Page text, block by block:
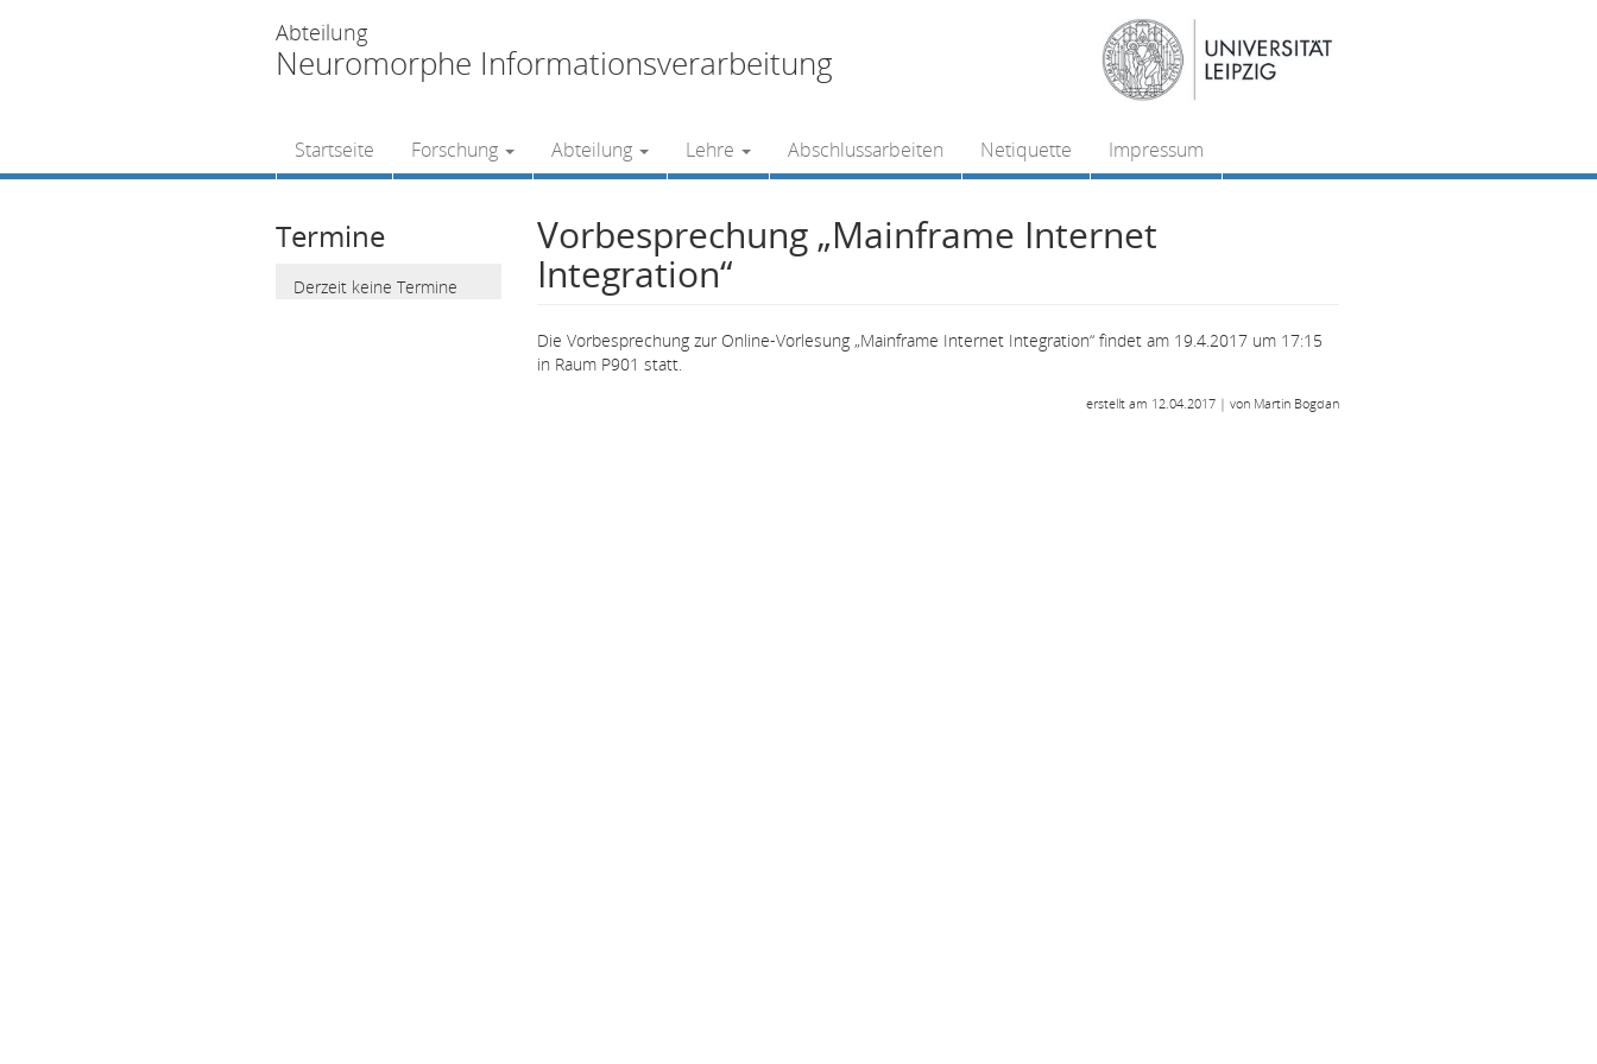
Abteilung
Neuromorphe Informationsverarbeitung
Startseite Forschung Abteilung Lehre Abschlussarbeiten Netiquette Impressum
Termine
Derzeit keine Termine
Vorbesprechung „Mainframe Internet
Integration“
Die Vorbesprechung zur Online-Vorlesung „Mainframe Internet Integration“ findet am 19.4.2017 um 17:15
in Raum P901 statt.
erstellt am 12.04.2017 | von Martin Bogdan